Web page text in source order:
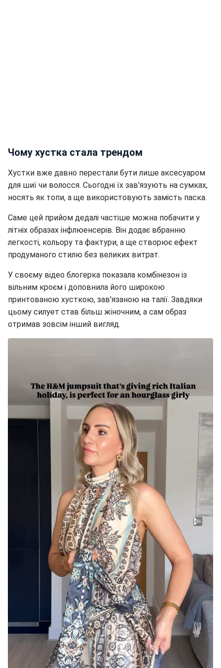
Чому хустка стала трендом
Хустки вже давно перестали бути лише аксесуаром
для шиї чи волосся. Сьогодні їх зав'язують на сумках,
носять як топи, а ще використовують замість паска.
Саме цей прийом дедалі частіше можна побачити у
літніх образах інфлюенсерів. Він додає вбранню
легкості, кольору та фактури, а ще створює ефект
продуманого стилю без великих витрат.
У своєму відео блогерка показала комбінезон із
вільним кроєм і доповнила його широкою
принтованою хусткою, зав'язаною на талії. Завдяки
цьому силует став більш жіночним, а сам образ
отримав зовсім інший вигляд.